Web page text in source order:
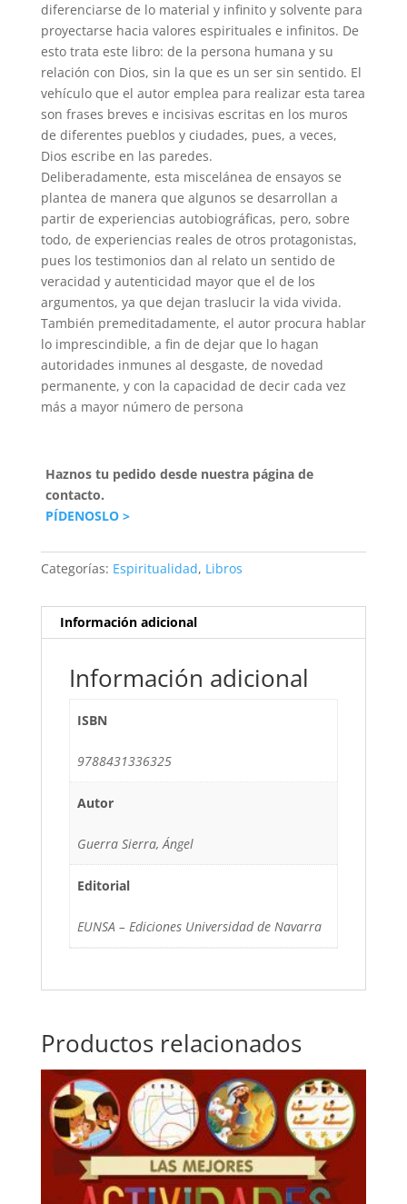
diferenciarse de lo material y infinito y solvente para
proyectarse hacia valores espirituales e infinitos. De
esto trata este libro: de la persona humana y su
relación con Dios, sin la que es un ser sin sentido. El
vehículo que el autor emplea para realizar esta tarea
son frases breves e incisivas escritas en los muros
de diferentes pueblos y ciudades, pues, a veces,
Dios escribe en las paredes.
Deliberadamente, esta miscelánea de ensayos se
plantea de manera que algunos se desarrollan a
partir de experiencias autobiográficas, pero, sobre
todo, de experiencias reales de otros protagonistas,
pues los testimonios dan al relato un sentido de
veracidad y autenticidad mayor que el de los
argumentos, ya que dejan traslucir la vida vivida.
También premeditadamente, el autor procura hablar
lo imprescindible, a fin de dejar que lo hagan
autoridades inmunes al desgaste, de novedad
permanente, y con la capacidad de decir cada vez
más a mayor número de persona
Haznos tu pedido desde nuestra página de
contacto.
PÍDENOSLO >
Categorías: Espiritualidad, Libros
Información adicional
Información adicional
ISBN
9788431336325
Autor
Guerra Sierra, Ángel
Editorial
EUNSA – Ediciones Universidad de Navarra
Productos relacionados